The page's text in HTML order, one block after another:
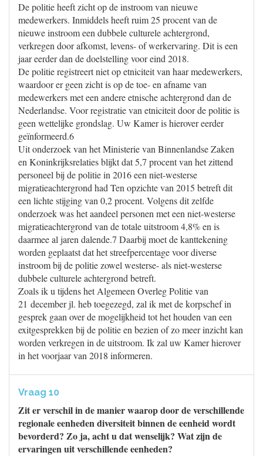
De politie heeft zicht op de instroom van nieuwe
medewerkers. Inmiddels heeft ruim 25 procent van de
nieuwe instroom een dubbele culturele achtergrond,
verkregen door afkomst, levens- of werkervaring. Dit is een
jaar eerder dan de doelstelling voor eind 2018.
De politie registreert niet op etniciteit van haar medewerkers,
waardoor er geen zicht is op de toe- en afname van
medewerkers met een andere etnische achtergrond dan de
Nederlandse. Voor registratie van etniciteit door de politie is
geen wettelijke grondslag. Uw Kamer is hierover eerder
geïnformeerd.6
Uit onderzoek van het Ministerie van Binnenlandse Zaken
en Koninkrijksrelaties blijkt dat 5,7 procent van het zittend
personeel bij de politie in 2016 een niet-westerse
migratieachtergrond had Ten opzichte van 2015 betreft dit
een lichte stijging van 0,2 procent. Volgens dit zelfde
onderzoek was het aandeel personen met een niet-westerse
migratieachtergrond van de totale uitstroom 4,8% en is
daarmee al jaren dalende.7 Daarbij moet de kanttekening
worden geplaatst dat het streefpercentage voor diverse
instroom bij de politie zowel westerse- als niet-westerse
dubbele culturele achtergrond betreft.
Zoals ik u tijdens het Algemeen Overleg Politie van
21 december jl. heb toegezegd, zal ik met de korpschef in
gesprek gaan over de mogelijkheid tot het houden van een
exitgesprekken bij de politie en bezien of zo meer inzicht kan
worden verkregen in de uitstroom. Ik zal uw Kamer hierover
in het voorjaar van 2018 informeren.
Vraag 10
Zit er verschil in de manier waarop door de verschillende
regionale eenheden diversiteit binnen de eenheid wordt
bevorderd? Zo ja, acht u dat wenselijk? Wat zijn de
ervaringen uit verschillende eenheden?